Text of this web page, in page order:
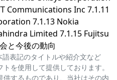
Communications Inc 7.1.11
7.1.13 Nokia
Limited 7.1.15 Fujitsu
と今後の動向
表記のタイトルや紹介文など
を使用して提供しております。
するものであり、当社はその内